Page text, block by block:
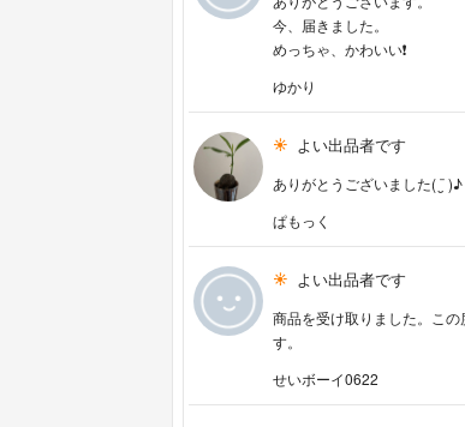
今、届きました。
めっちゃ、かわいい❗
ゆかり
よい出品者です
ありがとうございました( ¨̮ )♪
ぱもっく
よい出品者です
商品を受け取りました。こ
す。
せいボーイ0622